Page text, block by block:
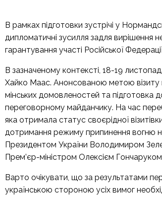
В рамках підготовки зустрічі у
дипломатичні зусилля задля вирішення
гарантування участі Російської
В зазначеному контексті, 18-19
Хайко Маас. Анонсованою метою візиту
мінських домовленостей та підготовка
переговорному майданчику. На час
яка отримала статус своєрідної
дотримання режиму припинення вогню на
Президентом України Володимиром
Прем’єр-міністром Олексієм
Варто очікувати, що за результатами
українською стороною усіх вимог